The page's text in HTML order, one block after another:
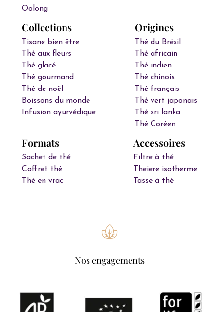
Oolong
Collections
Tisane bien être
Thé aux fleurs
Thé glacé
Thé gourmand
Thé de noël
Boissons du monde
Infusion ayurvédique
Origines
Thé du Brésil
Thé africain
Thé indien
Thé chinois
Thé français
Thé vert japonais
Thé sri lanka
Thé Coréen
Formats
Sachet de thé
Coffret thé
Thé en vrac
Accessoires
Filtre à thé
Theiere isotherme
Tasse à thé
Nos engagements